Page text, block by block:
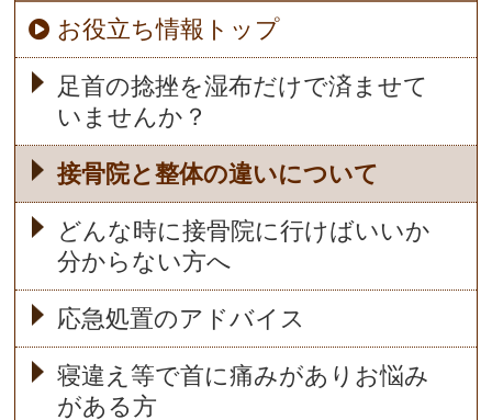
お役立ち情報トップ
足首の捻挫を湿布だけで済ませて
いませんか？
接骨院と整体の違いについて
どんな時に接骨院に行けばいいか
分からない方へ
応急処置のアドバイス
寝違え等で首に痛みがありお悩み
がある方